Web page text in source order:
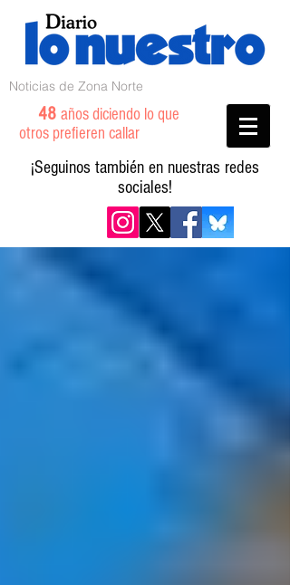
Noticias de Zona Norte
48 años diciendo lo que
otros prefieren callar
¡Seguinos también en nuestras redes
sociales!